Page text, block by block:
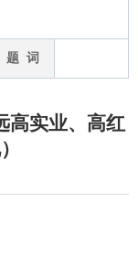
题 词
高实业、高红